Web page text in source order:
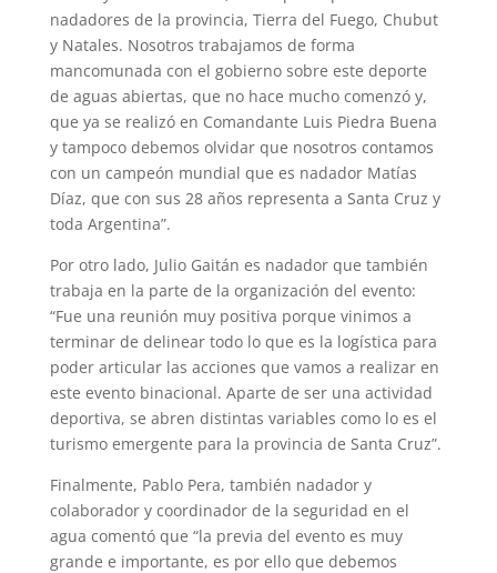
nadadores de la provincia, Tierra del Fuego, Chubut
y Natales. Nosotros trabajamos de forma
mancomunada con el gobierno sobre este deporte
de aguas abiertas, que no hace mucho comenzó y,
que ya se realizó en Comandante Luis Piedra Buena
y tampoco debemos olvidar que nosotros contamos
con un campeón mundial que es nadador Matías
Díaz, que con sus 28 años representa a Santa Cruz y
toda Argentina”.
Por otro lado, Julio Gaitán es nadador que también
trabaja en la parte de la organización del evento:
“Fue una reunión muy positiva porque vinimos a
terminar de delinear todo lo que es la logística para
poder articular las acciones que vamos a realizar en
este evento binacional. Aparte de ser una actividad
deportiva, se abren distintas variables como lo es el
turismo emergente para la provincia de Santa Cruz”.
Finalmente, Pablo Pera, también nadador y
colaborador y coordinador de la seguridad en el
agua comentó que “la previa del evento es muy
grande e importante, es por ello que debemos